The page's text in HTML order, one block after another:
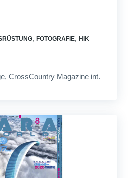
FOTOGRAFIE HIKEANDFLY
CrossCountry Magazine int.